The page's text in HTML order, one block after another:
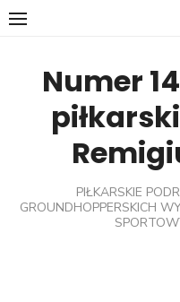
Skip
Numer
PIŁKARSKIE
GROUNDHOPPERSKICH